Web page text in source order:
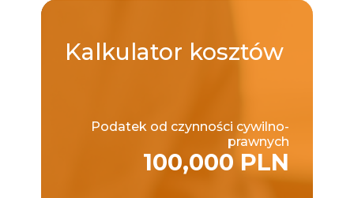
Kalkulator kosztów
Podatek od czynności cywilno-
prawnych
100,000 PLN